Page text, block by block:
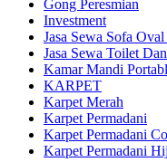
Gong Peresmian
Investment
Jasa Sewa Sofa
Jasa Sewa Toilet
Kamar Mandi
KARPET
Karpet Merah
Karpet Permadani
Karpet Permadani
Karpet Permadani